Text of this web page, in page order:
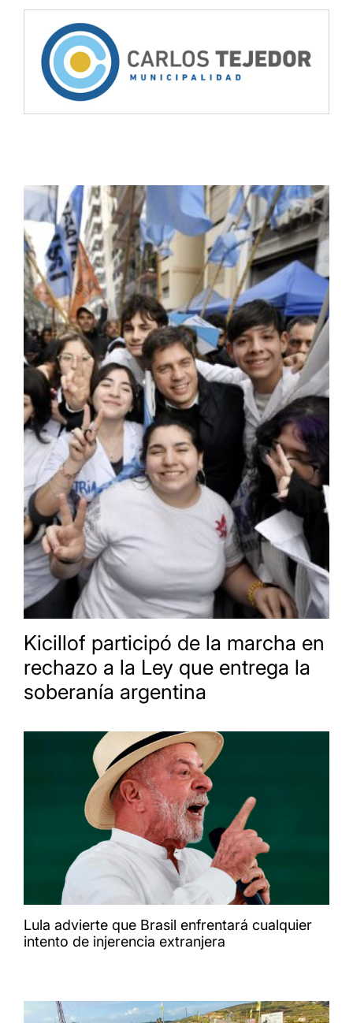
Kicillof participó de la marcha en
rechazo a la Ley que entrega la
soberanía argentina
Lula advierte que Brasil enfrentará cualquier
intento de injerencia extranjera